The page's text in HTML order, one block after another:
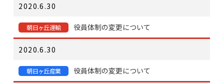
2020.6.30
朝日ヶ丘運輸 役員体制の変更について
2020.6.30
朝日ヶ丘産業 役員体制の変更について